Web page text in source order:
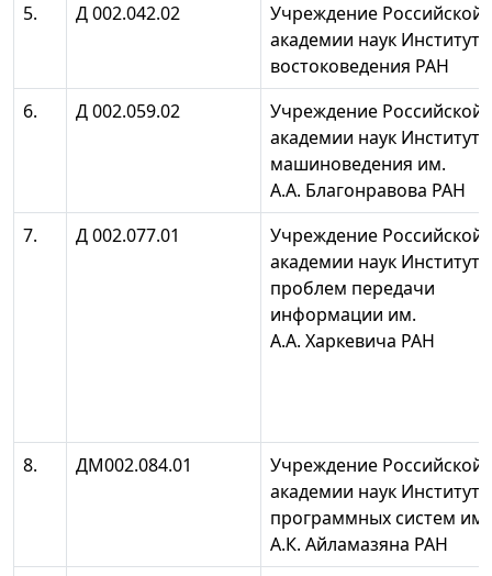
5.
Д 002.042.02
Учреждение Российской
академии наук Институт
востоковедения РАН
6.
Д 002.059.02
Учреждение Российской
академии наук Институт
машиноведения им.
А.А. Благонравова РАН
7.
Д 002.077.01
Учреждение Российской
академии наук Институт
проблем передачи
информации им.
А.А. Харкевича РАН
8. ДМ002.084.01
Учреждение Российской
академии наук Институт
программных систем им.
А.К. Айламазяна РАН